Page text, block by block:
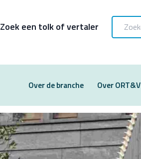
Zoek een tolk of vertaler
Over de branche Over ORT&V